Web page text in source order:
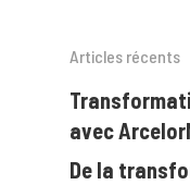
Articles récents
avec
De la